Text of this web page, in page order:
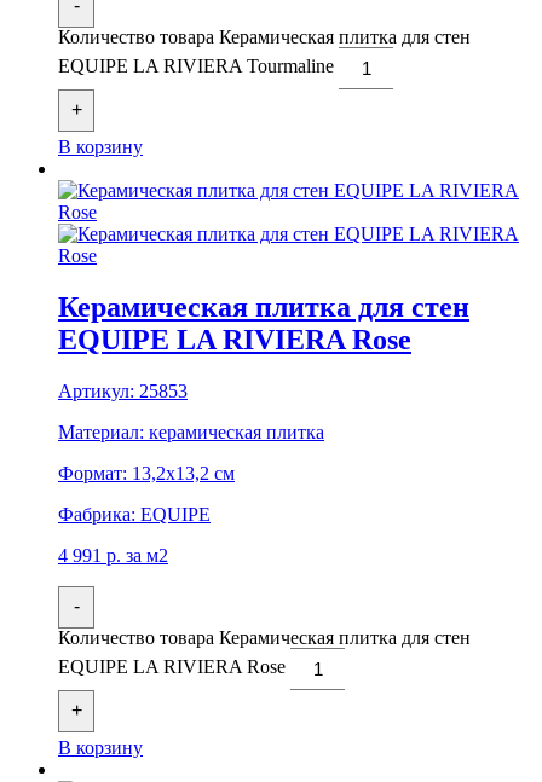
-
Количество товара Керамическая плитка для стен
EQUIPE LA RIVIERA Tourmaline
+
В корзину
Керамическая плитка для стен
EQUIPE LA RIVIERA Rose
Артикул: 25853
Материал: керамическая плитка
Формат: 13,2x13,2 см
Фабрика: EQUIPE
4 991 р. за м2
-
Количество товара Керамическая плитка для стен
EQUIPE LA RIVIERA Rose
+
В корзину